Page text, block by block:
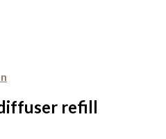
refill